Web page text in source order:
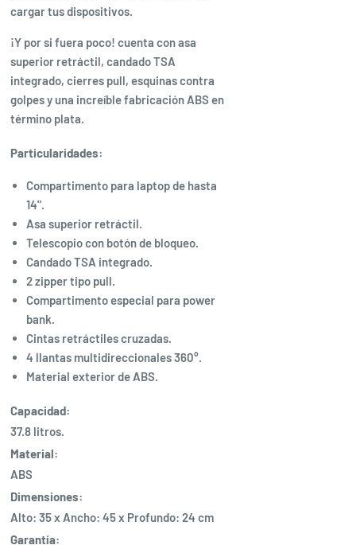
cargar tus dispositivos.
¡Y por si fuera poco! cuenta con asa
superior retráctil, candado TSA
integrado, cierres pull, esquinas contra
golpes y una increíble fabricación ABS en
término plata.
Particularidades:
Compartimento para laptop de hasta
14".
Asa superior retráctil.
Telescopio con botón de bloqueo.
Candado TSA integrado.
2 zipper tipo pull.
Compartimento especial para power
bank.
Cintas retráctiles cruzadas.
4 llantas multidireccionales 360°.
Material exterior de ABS.
Capacidad:
37.8 litros.
Material:
ABS
Dimensiones:
Alto: 35 x Ancho: 45 x Profundo: 24 cm
Garantía: